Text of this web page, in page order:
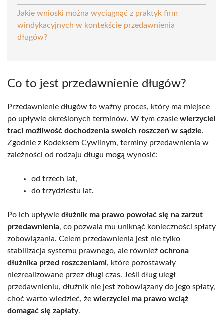
Jakie wnioski można wyciągnąć z praktyk firm
windykacyjnych w kontekście przedawnienia
długów?
Co to jest przedawnienie długów?
Przedawnienie długów to ważny proces, który ma miejsce
po upływie określonych terminów. W tym czasie wierzyciel
traci możliwość dochodzenia swoich roszczeń w sądzie.
Zgodnie z Kodeksem Cywilnym, terminy przedawnienia w
zależności od rodzaju długu mogą wynosić:
od trzech lat,
do trzydziestu lat.
Po ich upływie dłużnik ma prawo powołać się na zarzut
przedawnienia, co pozwala mu uniknąć konieczności spłaty
zobowiązania. Celem przedawnienia jest nie tylko
stabilizacja systemu prawnego, ale również ochrona
dłużnika przed roszczeniami, które pozostawały
niezrealizowane przez długi czas. Jeśli dług uległ
przedawnieniu, dłużnik nie jest zobowiązany do jego spłaty,
choć warto wiedzieć, że wierzyciel ma prawo wciąż
domagać się zapłaty.